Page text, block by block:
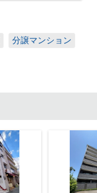
分譲マンション